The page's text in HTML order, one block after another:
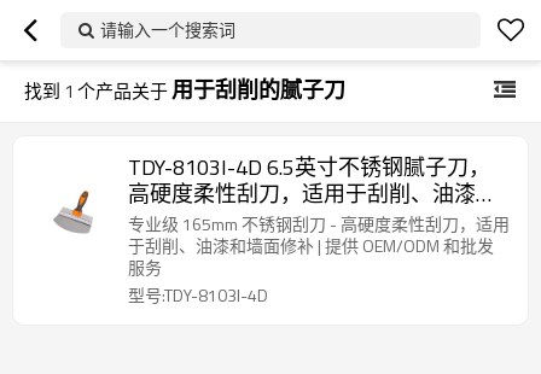
请输入一个搜索词
找到 1 个产品关于用于刮削的腻子刀
TDY-8103I-4D 6.5英寸不锈钢腻子刀，
高硬度柔性刮刀，适用于刮削、油漆和
墙面修补，是分销商和批发商的理想之
选。
专业级 165mm 不锈钢刮刀 - 高硬度柔性刮刀，适用
于刮削、油漆和墙面修补 | 提供 OEM/ODM 和批发
服务
型号:TDY-8103I-4D